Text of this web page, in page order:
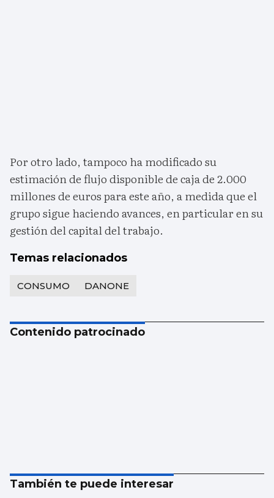
Por otro lado, tampoco ha modificado su
estimación de flujo disponible de caja de 2.000
millones de euros para este año, a medida que el
grupo sigue haciendo avances, en particular en su
gestión del capital del trabajo.
Temas relacionados
CONSUMO DANONE
Contenido patrocinado
También te puede interesar